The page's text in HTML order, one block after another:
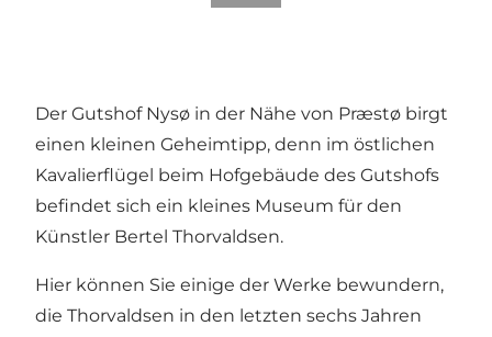
Der Gutshof Nysø in der Nähe von Præstø birgt
einen kleinen Geheimtipp, denn im östlichen
Kavalierflügel beim Hofgebäude des Gutshofs
befindet sich ein kleines Museum für den
Künstler Bertel Thorvaldsen.
Hier können Sie einige der Werke bewundern,
die Thorvaldsen in den letzten sechs Jahren